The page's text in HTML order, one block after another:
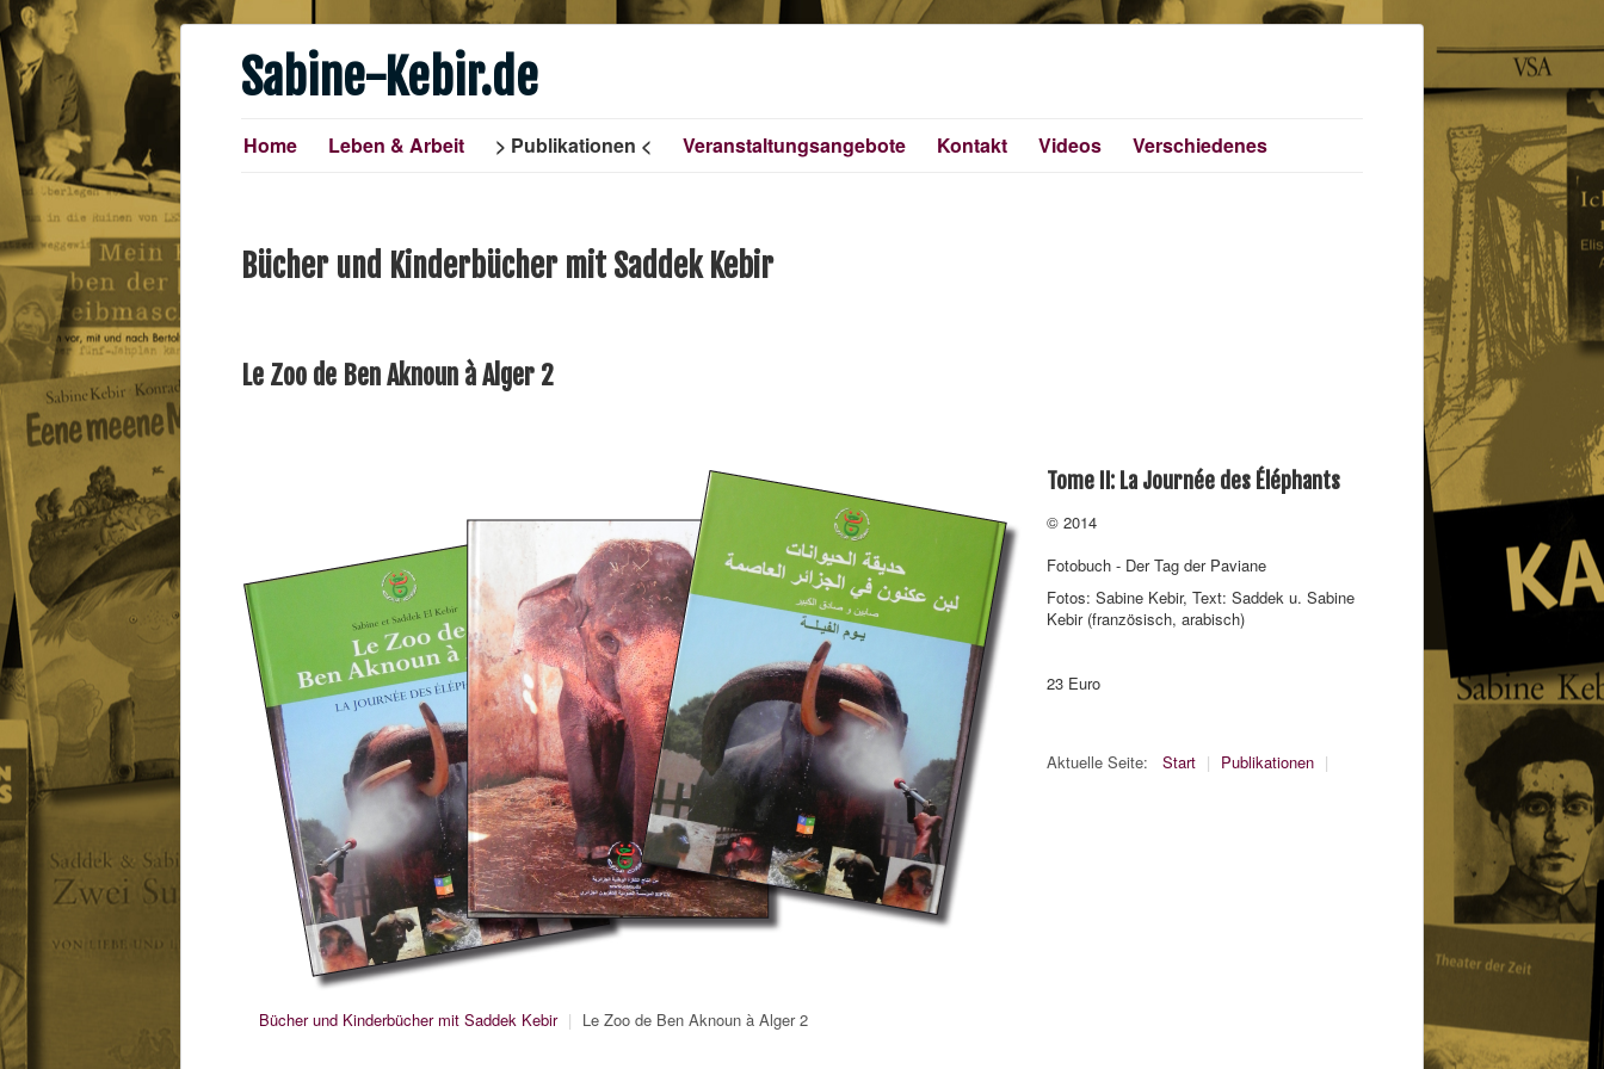
Sabine-Kebir.de
Home Leben & Arbeit Publikationen Veranstaltungsangebote Kontakt Videos Verschiedenes
Bücher und Kinderbücher mit Saddek Kebir
Le Zoo de Ben Aknoun à Alger 2
Tome II: La Journée des Éléphants
© 2014
Fotobuch - Der Tag der Paviane
Fotos: Sabine Kebir, Text: Saddek u. Sabine
Kebir (französisch, arabisch)
23 Euro
Aktuelle Seite: Start | Publikationen |
Bücher und Kinderbücher mit Saddek Kebir | Le Zoo de Ben Aknoun à Alger 2